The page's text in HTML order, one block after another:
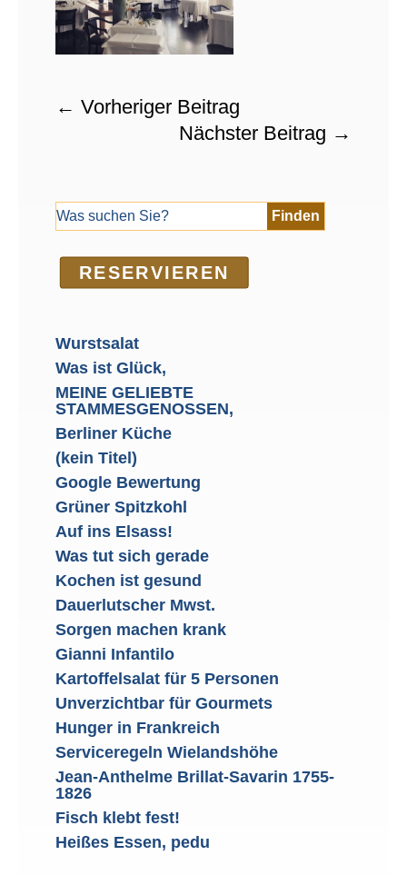
← Vorheriger Beitrag
Nächster Beitrag →
RE­SER­VIEREN
Wurstsalat
Was ist Glück,
MEINE GELIEBTE
STAMMESGENOSSEN,
Berliner Küche
(kein Titel)
Google Bewertung
Grüner Spitzkohl
Auf ins Elsass!
Was tut sich gerade
Kochen ist gesund
Dauerlutscher Mwst.
Sorgen machen krank
Gianni Infantilo
Kartoffelsalat für 5 Personen
Unverzichtbar für Gourmets
Hunger in Frankreich
Serviceregeln Wielandshöhe
Jean-Anthelme Brillat-Savarin 1755-
1826
Fisch klebt fest!
Heißes Essen, pedu